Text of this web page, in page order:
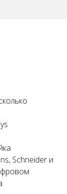
Schneider и